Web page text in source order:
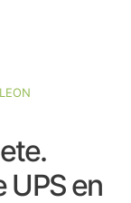
UPS en